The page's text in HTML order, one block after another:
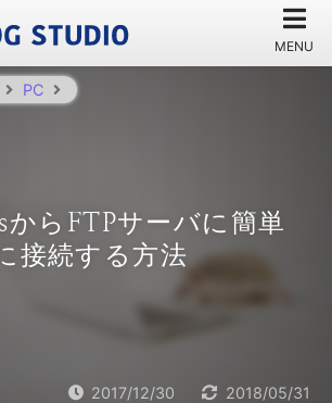
らFTPサーバに簡単
接続する方法
2017/12/30 2018/05/31
PC